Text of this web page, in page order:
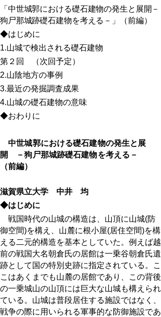
「中世城郭における礎石建物の発生と展開－
狗尸那城跡礎石建物を考える－」（前編）
◆はじめに
1.山城で検出される礎石建物
第２回 （次回予定）
2.山陰地方の事例
3.最近の発掘調査成果
4.山城の礎石建物の意味
◆おわりに
中世城郭における礎石建物の発生と展
開 －狗尸那城跡礎石建物を考える－
（前編）
滋賀県立大学 中井 均
◆はじめに
戦国時代の山城の構造は、山頂に山城(防
御空間)を構え、山麓に根小屋(居住空間)を構
える二元的構造を基本としていた。例えば越
前の戦国大名朝倉氏の居館は一乗谷朝倉氏遺
跡として国の特別史跡に指定されている。こ
こはあくまでも山麓の居館であり、この背後
の一乗城山の山頂には巨大な山城も構えられ
ている。山城は普段居住する施設ではなく、
戦争の際に用いられる軍事的な防御施設であ